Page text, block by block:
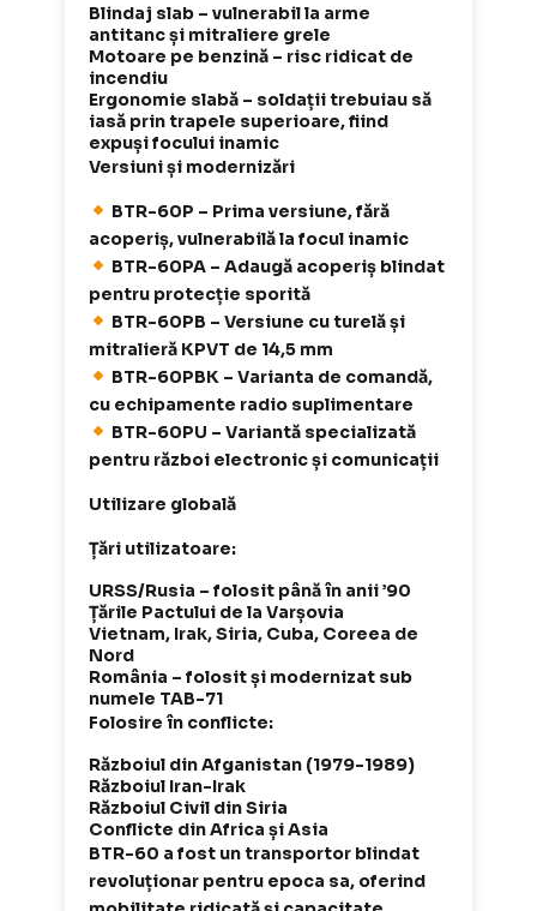
Blindaj slab – vulnerabil la arme
antitanc și mitraliere grele
Motoare pe benzină – risc ridicat de
incendiu
Ergonomie slabă – soldații trebuiau să
iasă prin trapele superioare, fiind
expuși focului inamic
Versiuni și modernizări
BTR-60P – Prima versiune, fără
acoperiș, vulnerabilă la focul inamic
BTR-60PA – Adaugă acoperiș blindat
pentru protecție sporită
BTR-60PB – Versiune cu turelă și
mitralieră KPVT de 14,5 mm
BTR-60PBK – Varianta de comandă,
cu echipamente radio suplimentare
BTR-60PU – Variantă specializată
pentru război electronic și comunicații
Utilizare globală
Țări utilizatoare:
URSS/Rusia – folosit până în anii ’90
Țările Pactului de la Varșovia
Vietnam, Irak, Siria, Cuba, Coreea de
Nord
România – folosit și modernizat sub
numele TAB-71
Folosire în conflicte:
Războiul din Afganistan (1979-1989)
Războiul Iran-Irak
Războiul Civil din Siria
Conflicte din Africa și Asia
BTR-60 a fost un transportor blindat
revoluționar pentru epoca sa, oferind